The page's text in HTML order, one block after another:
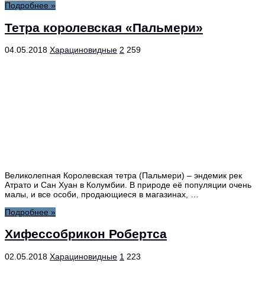
Подробнее »
Тетра королевская «Пальмери»
04.05.2018 Харациновидные 2 259
Великолепная Королевская тетра (Пальмери) – эндемик рек
Атрато и Сан Хуан в Колумбии. В природе её популяции очень
малы, и все особи, продающиеся в магазинах, …
Подробнее »
Хифессобрикон Робертса
02.05.2018 Харациновидные 1 223